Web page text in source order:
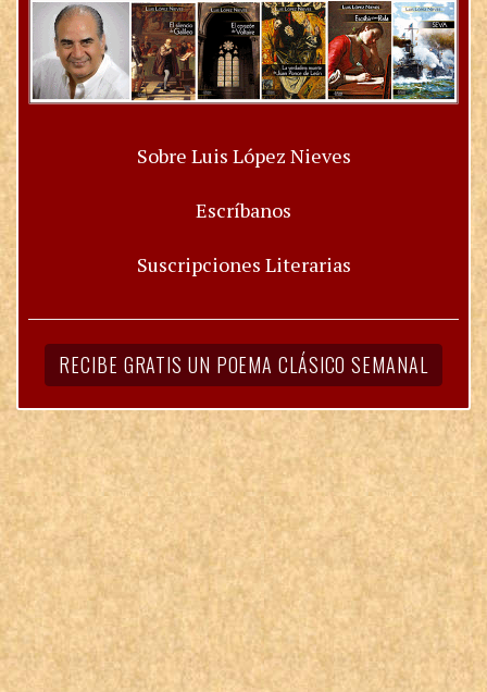
Sobre Luis López Nieves
Escríbanos
Suscripciones Literarias
RECIBE GRATIS UN POEMA CLÁSICO SEMANAL